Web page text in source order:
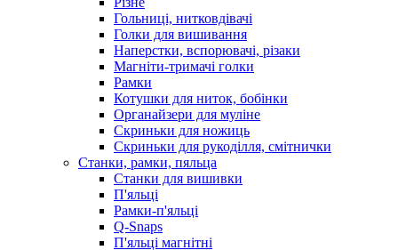
Гольниці, нитковдівачі
Голки для вишивання
Наперстки, вспорювачі, різаки
Магніти-тримачі голки
Рамки
Котушки для ниток, бобінки
Органайзери для муліне
Скриньки для ножиць
Скриньки для рукоділля, смітнички
Станки, рамки, пяльца
Станки для вишивки
П'яльці
Рамки-п'яльці
Q-Snaps
П'яльці магнітні